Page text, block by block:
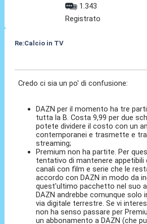
1.343
Registrato
Re:Calcio in TV
Credo ci sia un po' di confusione:
DAZN per il momento ha tre
tutta la B. Costa 9,99 per due
potete dividere il costo con un
contemporanei e trasmette e
streaming;
Premium non ha partite. Per
tentativo di mantenere appetibili
canali con film e serie che le
accordo con DAZN in modo da
quest'ultimo pacchetto nel suo
DAZN andrebbe comunque solo
via digitale terrestre. Se vi
non ha senso passare per
un abbonamento a DAZN (che